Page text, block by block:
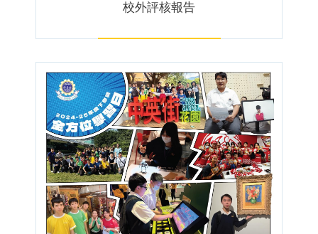
校外評核報告